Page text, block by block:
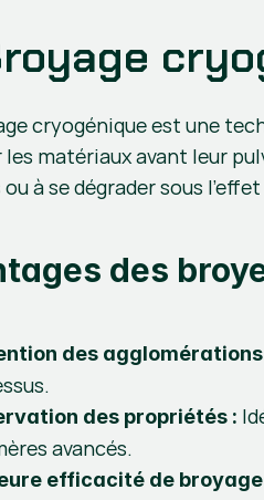
cryogénique est une
matériaux avant leur
à se dégrader sous
des
des agglomérations
des propriétés :
avancés.
efficacité de broyage